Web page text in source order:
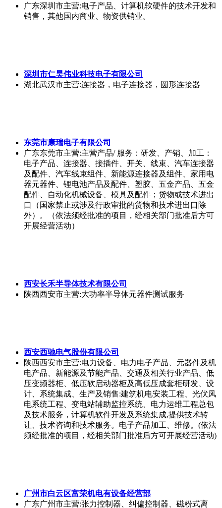
广东深圳市主营:电子产品、计算机软硬件的技术开发和
销售，其他国内商业、物资供销业。
深圳市仁昊伟业科技电子有限公司
湖北武汉市主营:连接器，电子连接器，圆形连接器
东莞市康瑞电子有限公司
广东东莞市主营:主营产品/ 服务：研发、产销、加工：
电子产品、连接器、接插件、开关、线束、汽车连接器
及配件、汽车线束组件、新能源连接器及组件、家用电
器元器件、锂电池产品及配件、塑胶、五金产品、五金
配件、自动化机械设备、模具及配件；货物或技术进出
口（国家禁止或涉及行政审批的货物和技术进出口除
外）。（依法须经批准的项目，经相关部门批准后方可
开展经营活动）
西安长禾半导体技术有限公司
陕西西安市主营:大功率半导体元器件测试服务
西安西驰电气股份有限公司
陕西西安市主营:电力设备、电力电子产品、元器件及机
电产品、新能源及节能产品、交通及相关行业产品、低
压变频器柜、低压软启动器柜及高低压成套柜研发、设
计、系统集成、生产及销售:建筑机电安装工程、光伏凤
电系统工程、变电站辅助监控系统、电力运维工程总包
及技术服务，计算机软件开发及系统集成,提供技术转
让、技术咨询和技术服务。电子产品加工、维修。(依法
须经批准的项目，经相关部门批准后方可开展经营活动)
广州市白云区富荣机电有设备经营部
广东广州市主营:张力控制器、纠偏控制器、磁粉式离